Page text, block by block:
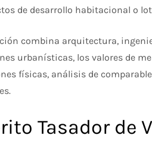
de desarrollo habitacional o
combina arquitectura,
urbanísticas, los valores de
físicas, análisis de
Tasador de